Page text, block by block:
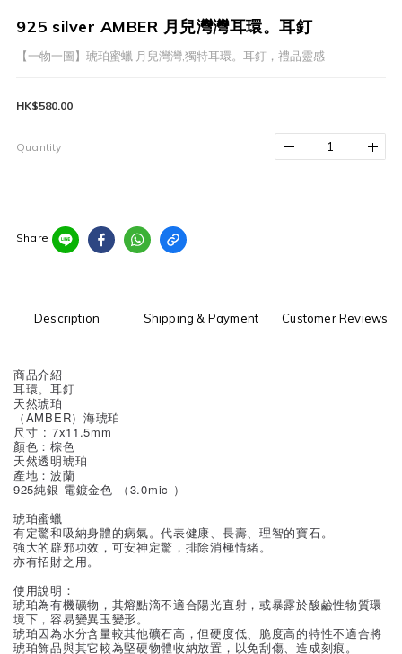
925 silver AMBER 月兒灣灣耳環。耳釘
【一物一圖】琥珀蜜蠟 月兒灣灣,獨特耳環。耳釘，禮品靈感
HK$580.00
Quantity
Share
Description Shipping & Payment Customer Reviews
商品介紹
耳環。耳釘
天然琥珀
（AMBER）海琥珀
尺寸 : 7x11.5mm
顏色：棕色
天然透明琥珀
產地：波蘭
925純銀 電鍍金色 （3.0mic ）
琥珀蜜蠟
有定驚和吸納身體的病氣。代表健康、長壽、理智的寶石。
強大的辟邪功效，可安神定驚，排除消極情緒。
亦有招財之用。
使用說明：
琥珀為有機礦物，其熔點滴不適合陽光直射，或暴露於酸鹼性物質環
境下，容易變異玉變形。
琥珀因為水分含量較其他礦石高，但硬度低、脆度高的特性不適合將
琥珀飾品與其它較為堅硬物體收納放置，以免刮傷、造成刻痕。